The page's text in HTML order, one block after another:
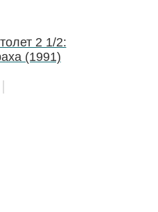
2 1/2:
(1991)